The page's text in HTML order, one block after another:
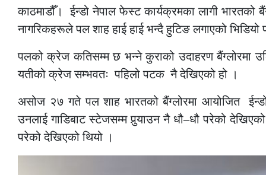
काठमाडौँ। ईन्डो नेपाल फेस्ट कार्यक्रमका लागी भारतको
नागरिकहरूले पल शाह हाई हाई भन्दै हुटिङ लगाएको
पलको क्रेज कतिसम्म छ भन्ने कुराको उदाहरण बैंग्लोरमा
यतीको क्रेज सम्भवतः पहिलो पटक नै देखिएको हो ।
असोज २७ गते पल शाह भारतको बैंग्लोरमा आयोजित
उनलाई गाडिबाट स्टेजसम्म पुर्‍याउन नै धौ–धौ परेको
परेको देखिएको थियो ।